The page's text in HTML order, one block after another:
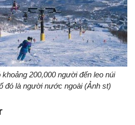
200,000 người đến leo núi
đó là người nước ngoài (Ảnh st)